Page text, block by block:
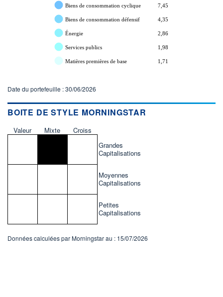
Biens de consommation cyclique 7,45
Biens de consommation défensif 4,35
Énergie 2,86
Services publics 1,98
Matières premières de base 1,71
Date du portefeuille : 30/06/2026
BOITE DE STYLE MORNINGSTAR
Valeur Mixte
Croiss
Grandes
Capitalisations
Moyennes
Capitalisations
Petites
Capitalisations
Données calculées par Morningstar au : 15/07/2026